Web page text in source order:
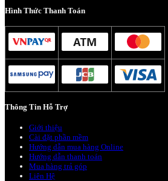
Hình Thức Thanh Toán
Thông Tin Hỗ Trợ
Giới thiệu
Cài đặt phần mềm
Hướng dẫn mua hàng Online
Hướng dẫn thanh toán
Mua hàng trả góp
Liên Hệ